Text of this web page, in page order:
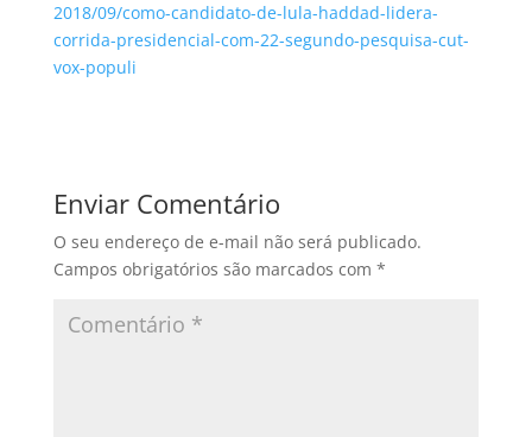
2018/09/como-candidato-de-lula-haddad-lidera-
corrida-presidencial-com-22-segundo-pesquisa-cut-
vox-populi
Enviar Comentário
O seu endereço de e-mail não será publicado.
Campos obrigatórios são marcados com *